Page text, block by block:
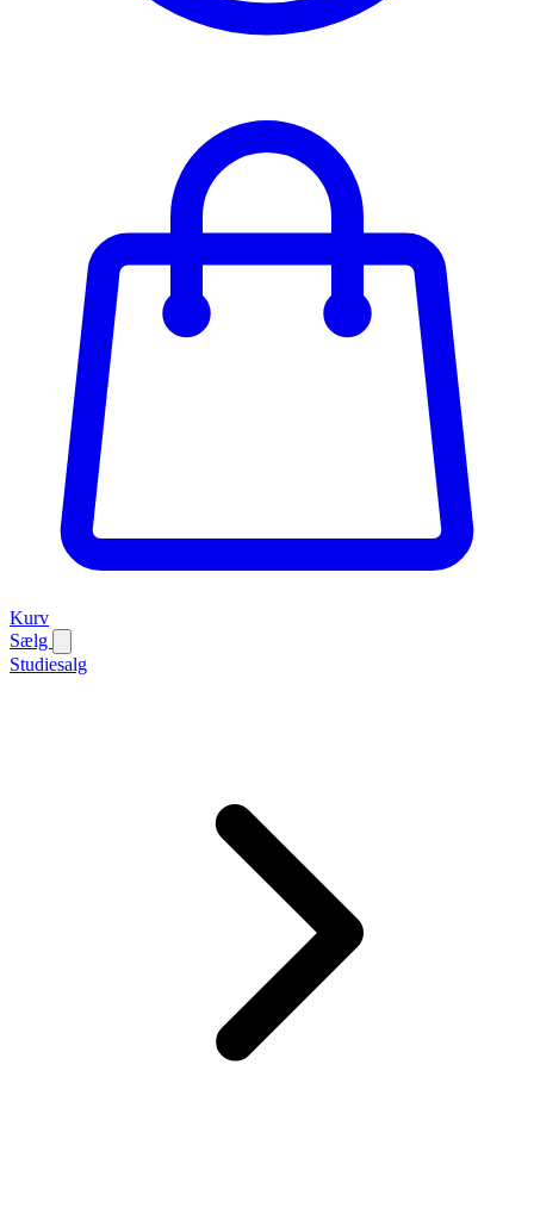
Kurv
Sælg
Studiesalg